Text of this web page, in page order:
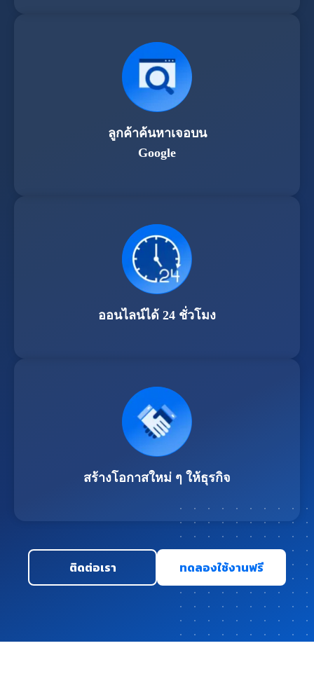
ลูกค้าค้นหาเจอบน
Google
ออนไลน์ได้ 24 ชั่วโมง
สร้างโอกาสใหม่ ๆ ให้ธุรกิจ
ติดต่อเรา ทดลองใช้งานฟรี